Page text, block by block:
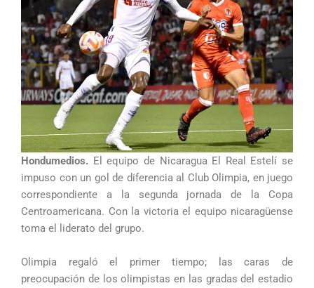
Hondumedios. El equipo de Nicaragua El Real Estelí se
impuso con un gol de diferencia al Club Olimpia, en juego
correspondiente a la segunda jornada de la Copa
Centroamericana. Con la victoria el equipo nicaragüense
toma el liderato del grupo.
Olimpia regaló el primer tiempo; las caras de
preocupación de los olimpistas en las gradas del estadio